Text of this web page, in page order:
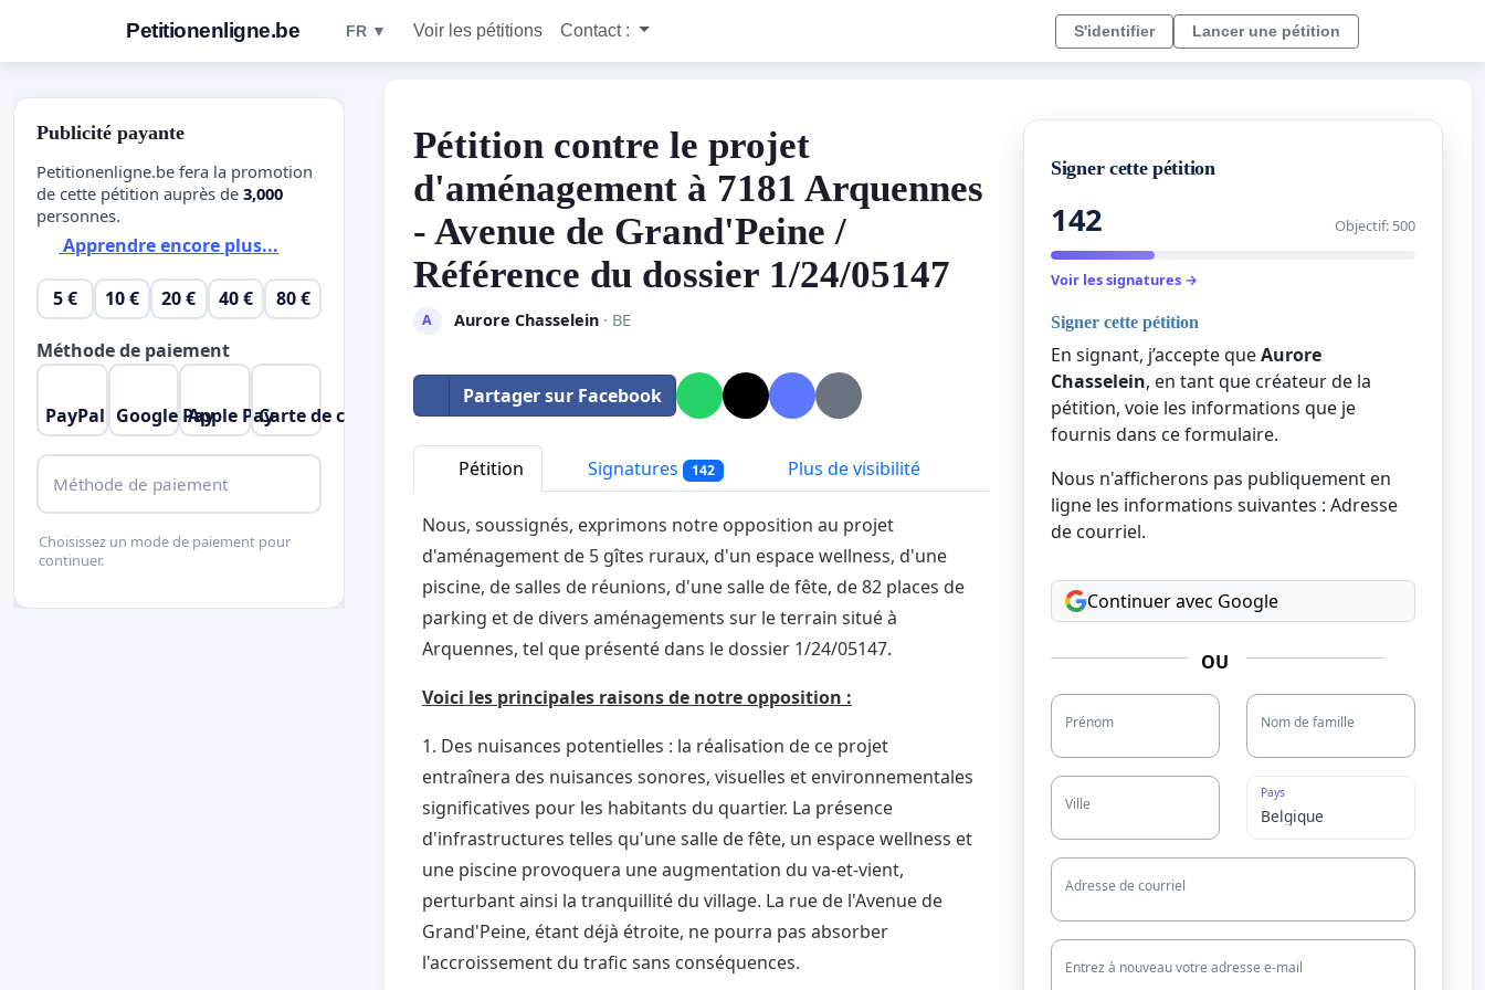
Petitionenligne.be FR ▼ Voir les pétitions Contact : S'identifier Lancer une pétition
Pétition contre le projet
d'aménagement à 7181 Arquennes
- Avenue de Grand'Peine /
Référence du dossier 1/24/05147
A Aurore Chasselein· BE
Partager sur Facebook
Pétition Signatures 142 Plus de visibilité
Nous, soussignés, exprimons notre opposition au projet
d'aménagement de 5 gîtes ruraux, d'un espace wellness, d'une
piscine, de salles de réunions, d'une salle de fête, de 82 places de
parking et de divers aménagements sur le terrain situé à
Arquennes, tel que présenté dans le dossier 1/24/05147.
Voici les principales raisons de notre opposition :
1. Des nuisances potentielles : la réalisation de ce projet
entraînera des nuisances sonores, visuelles et environnementales
significatives pour les habitants du quartier. La présence
d'infrastructures telles qu'une salle de fête, un espace wellness et
une piscine provoquera une augmentation du va-et-vient,
perturbant ainsi la tranquillité du village. La rue de l'Avenue de
Grand'Peine, étant déjà étroite, ne pourra pas absorber
l'accroissement du trafic sans conséquences.
Signer cette pétition
142 Objectif: 500
Voir les signatures →
Signer cette pétition
En signant, j’accepte queAurore
Chasselein, en tant que créateur de la
pétition, voie les informations que je
fournis dans ce formulaire.
Nous n'afficherons pas publiquement en
ligne les informations suivantes : Adresse
de courriel.
Continuer avec Google
OU
Prénom Nom de famille
Ville
Pays
Adresse de courriel
Entrez à nouveau votre adresse e-mail
Publicité payante
Petitionenligne.be fera la promotion
de cette pétition auprès de 3,000
personnes.
Apprendre encore plus...
5 € 10 € 20 € 40 € 80 €
Méthode de paiement
PayPal Google PayApple PayCarte de crédit
Méthode de paiement
Choisissez un mode de paiement pour
continuer.